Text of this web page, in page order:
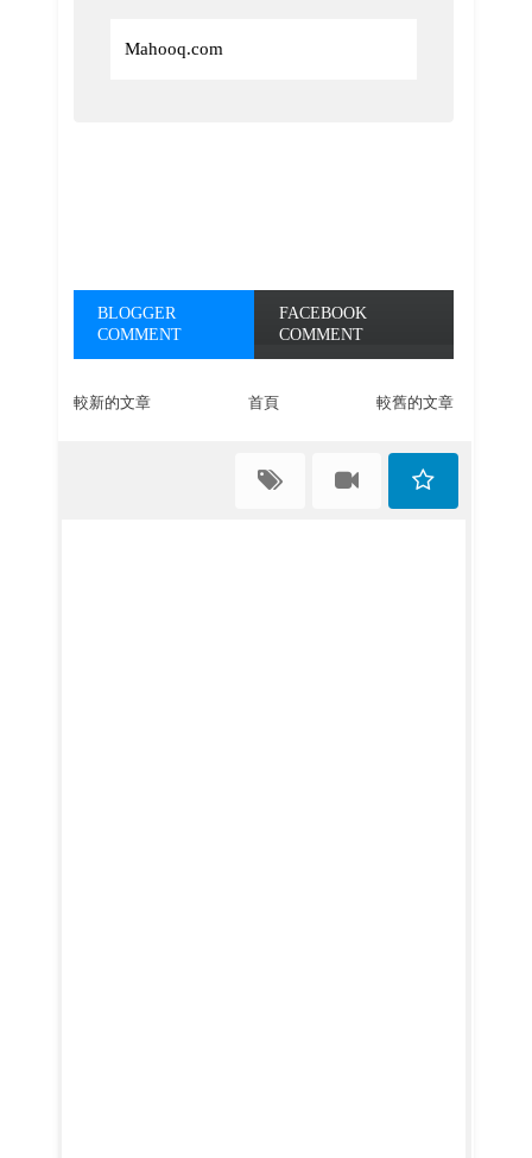
Mahooq.com
BLOGGER
COMMENT
FACEBOOK
COMMENT
較新的文章 較舊的文章
首頁